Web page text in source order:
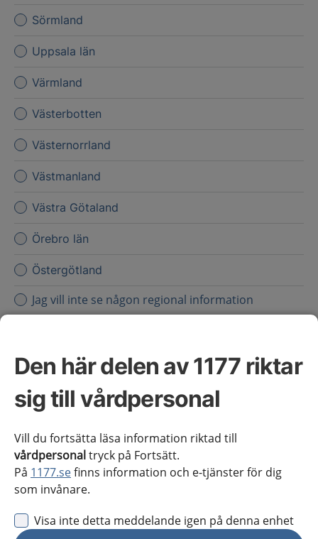
Den här delen av 1177 riktar
sig till vårdpersonal
Vill du fortsätta läsa information riktad till
vårdpersonaltryck på Fortsätt.
På 1177.sefinns information och e-tjänster för dig
som invånare.
Visa inte detta meddelande igen på denna enhet
Sörmland
Uppsala län
Värmland
Västerbotten
Västernorrland
Västmanland
Västra Götaland
Örebro län
Östergötland
Jag vill inte se någon regional information
Stäng regionsväljaren
Stäng
Välj region
Infektiös keratit orsakad av bakterier, svamp och protozoer
Specialiserad vård Sidans innehåll